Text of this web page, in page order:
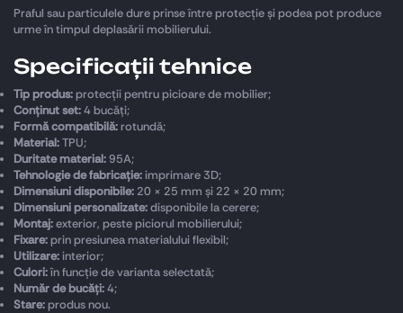
Praful sau particulele dure prinse între protecție și podea pot produce
urme în timpul deplasării mobilierului.
Specificații tehnice
Tip produs:protecții pentru picioare de mobilier;
Conținut set:4 bucăți;
Formă compatibilă:rotundă;
Material:TPU;
Duritate material:95A;
Tehnologie de fabricație:imprimare 3D;
Dimensiuni disponibile: 20 × 25 mm și 22 × 20 mm;
Dimensiuni personalizate:disponibile la cerere;
Montaj:exterior, peste piciorul mobilierului;
Fixare:prin presiunea materialului flexibil;
Utilizare:interior;
Culori:în funcție de varianta selectată;
Număr de bucăți:4;
Stare:produs nou.